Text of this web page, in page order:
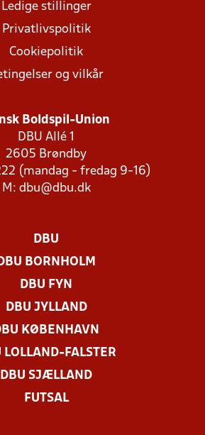
Ledige stillinger
Privatlivspolitik
Cookiepolitik
og vilkår
Boldspil-Union
DBU Allé 1
2605 Brøndby
(mandag - fredag 9-16)
M: dbu@dbu.dk
DBU
DBU BORNHOLM
DBU FYN
DBU JYLLAND
KØBENHAVN
LOLLAND-FALSTER
DBU SJÆLLAND
FUTSAL